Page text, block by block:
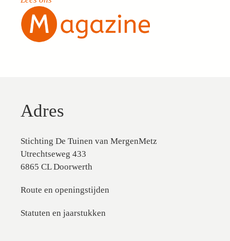
Adres
Stichting De Tuinen van MergenMetz
Utrechtseweg 433
6865 CL Doorwerth
Route en openingstijden
Statuten en jaarstukken